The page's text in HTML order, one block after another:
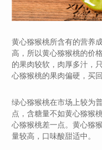
黄心猕猴桃所含有的营养
高，所以黄心猕猴桃的价
的果肉较软，肉厚多汁，
心猕猴桃的果肉偏硬，买
绿心猕猴桃在市场上较为
点，含糖量不如黄心猕猴
心猕猴桃差一点。黄心猕
量较高，口味酸甜适中。